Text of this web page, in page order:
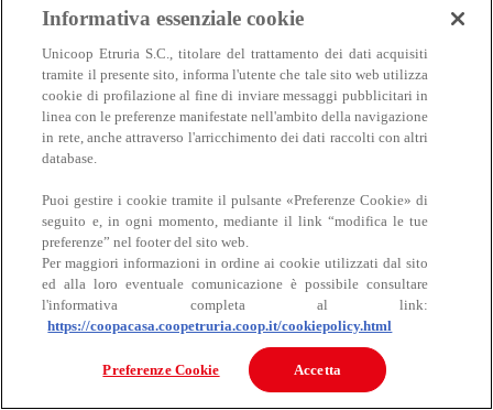
Carne
Carne
Bovino
Informativa essenziale cookie
Unicoop Etruria S.C., titolare del trattamento dei dati acquisiti
tramite il presente sito, informa l'utente che tale sito web utilizza
cookie di profilazione al fine di inviare messaggi pubblicitari in
linea con le preferenze manifestate nell'ambito della navigazione
in rete, anche attraverso l'arricchimento dei dati raccolti con altri
database.
Puoi gestire i cookie tramite il pulsante «Preferenze Cookie» di
seguito e, in ogni momento, mediante il link “modifica le tue
preferenze” nel footer del sito web.
Per maggiori informazioni in ordine ai cookie utilizzati dal sito
ed alla loro eventuale comunicazione è possibile consultare
l'informativa completa al link:
https://coopacasa.coopetruria.coop.it/cookiepolicy.html
Preferenze Cookie Accetta